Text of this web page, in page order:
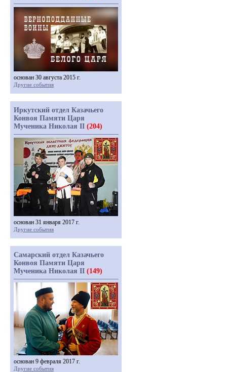
основан 30 августа 2015 г.
Другие события
Иркутский отдел Казачьего
Конвоя Памяти Царя
Мученика Николая II (204)
основан 31 января 2017 г.
Другие события
Самарский отдел Казачьего
Конвоя Памяти Царя
Мученика Николая II (149)
основан 9 февраля 2017 г.
Другие события